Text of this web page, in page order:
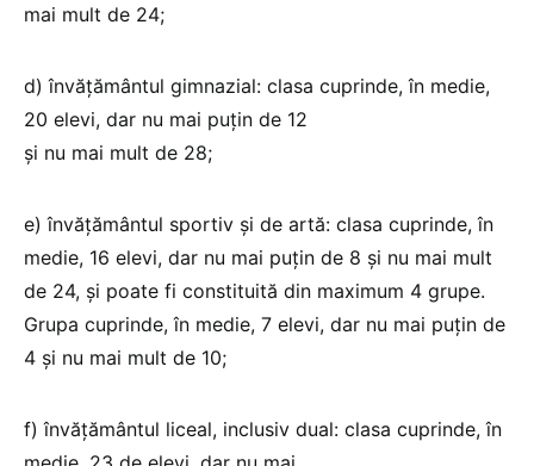
mai mult de 24;
d) învăţământul gimnazial: clasa cuprinde, în medie,
20 elevi, dar nu mai puţin de 12
şi nu mai mult de 28;
e) învăţământul sportiv şi de artă: clasa cuprinde, în
medie, 16 elevi, dar nu mai puţin de 8 şi nu mai mult
de 24, şi poate fi constituită din maximum 4 grupe.
Grupa cuprinde, în medie, 7 elevi, dar nu mai puţin de
4 şi nu mai mult de 10;
f) învăţământul liceal, inclusiv dual: clasa cuprinde, în